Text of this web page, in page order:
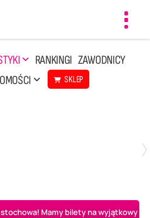
RANKINGI ZAWODNICY
SKLEP
Mamy bilety na wyjątkowy